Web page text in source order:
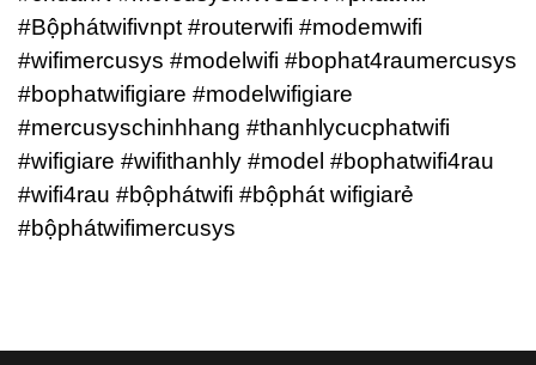
#Bộphátwifivnpt #routerwifi #modemwifi
#wifimercusys #modelwifi #bophat4raumercusys
#bophatwifigiare #modelwifigiare
#mercusyschinhhang #thanhlycucphatwifi
#wifigiare #wifithanhly #model #bophatwifi4rau
#wifi4rau #bộphátwifi #bộphát wifigiarẻ
#bộphátwifimercusys